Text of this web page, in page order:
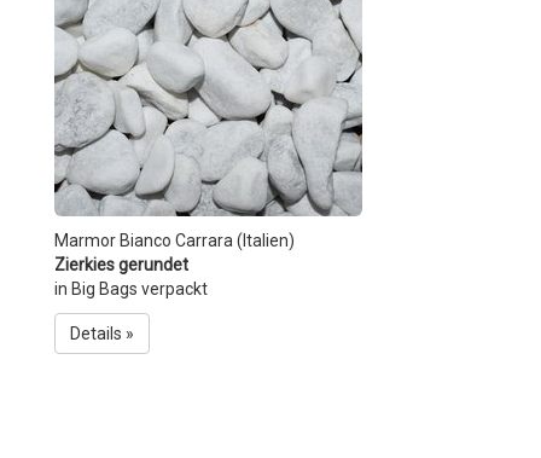
Marmor Bianco Carrara (Italien)
Zierkies gerundet
in Big Bags verpackt
Details »